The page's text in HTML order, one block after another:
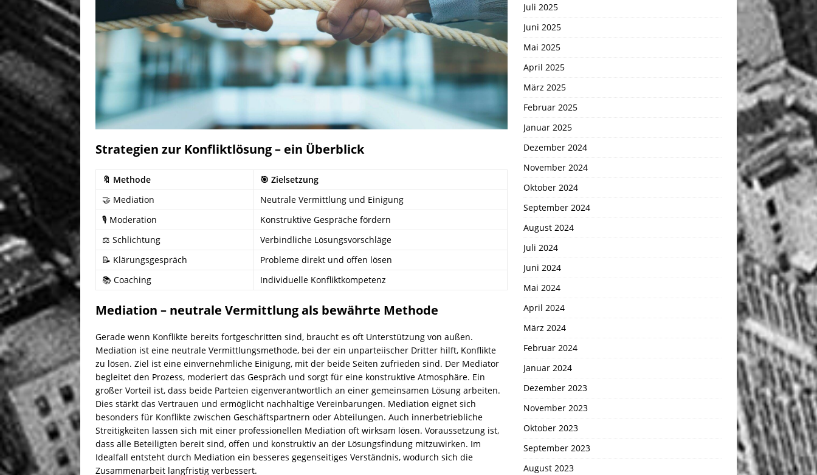
Strategien zur Konfliktlösung – ein Überblick
🔖 Methode
🎯 Zielsetzung
🤝 Mediation
Neutrale Vermittlung und Einigung
🎙️ Moderation
Konstruktive Gespräche fördern
⚖️ Schlichtung
Verbindliche Lösungsvorschläge
📝 Klärungsgespräch
Probleme direkt und offen lösen
📚 Coaching
Individuelle Konfliktkompetenz
Mediation – neutrale Vermittlung als bewährte Methode
Gerade wenn Konflikte bereits fortgeschritten sind, braucht es oft Unterstützung von außen.
Mediation ist eine neutrale Vermittlungsmethode, bei der ein unparteiischer Dritter hilft, Konflikte
zu lösen. Ziel ist eine einvernehmliche Einigung, mit der beide Seiten zufrieden sind. Der Mediator
begleitet den Prozess, moderiert das Gespräch und sorgt für eine konstruktive Atmosphäre. Ein
großer Vorteil ist, dass beide Parteien eigenverantwortlich an einer gemeinsamen Lösung arbeiten.
Dies stärkt das Vertrauen und ermöglicht nachhaltige Vereinbarungen. Mediation eignet sich
besonders für Konflikte zwischen Geschäftspartnern oder Abteilungen. Auch innerbetriebliche
Streitigkeiten lassen sich mit einer professionellen Mediation oft wirksam lösen. Voraussetzung ist,
dass alle Beteiligten bereit sind, offen und konstruktiv an der Lösungsfindung mitzuwirken. Im
Idealfall entsteht durch Mediation ein besseres gegenseitiges Verständnis, wodurch sich die
Zusammenarbeit langfristig verbessert.
Juli 2025
Juni 2025
Mai 2025
April 2025
März 2025
Februar 2025
Januar 2025
Dezember 2024
November 2024
Oktober 2024
September 2024
August 2024
Juli 2024
Juni 2024
Mai 2024
April 2024
März 2024
Februar 2024
Januar 2024
Dezember 2023
November 2023
Oktober 2023
September 2023
August 2023